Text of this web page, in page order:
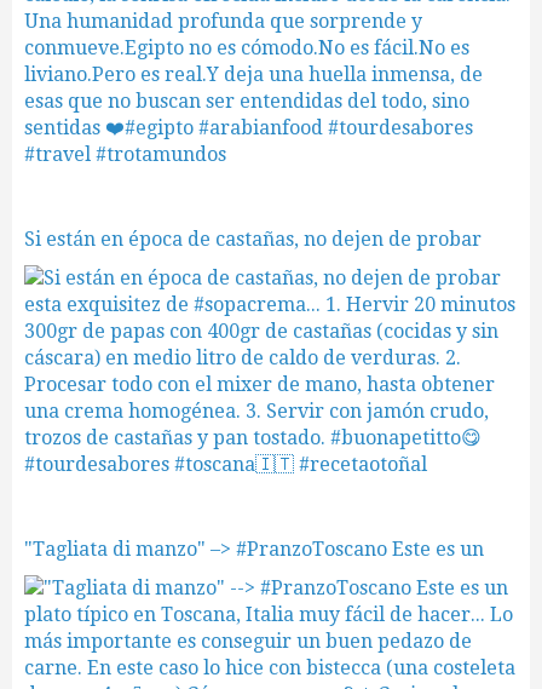
Si están en época de castañas, no dejen de probar
"Tagliata di manzo" –> #PranzoToscano Este es un